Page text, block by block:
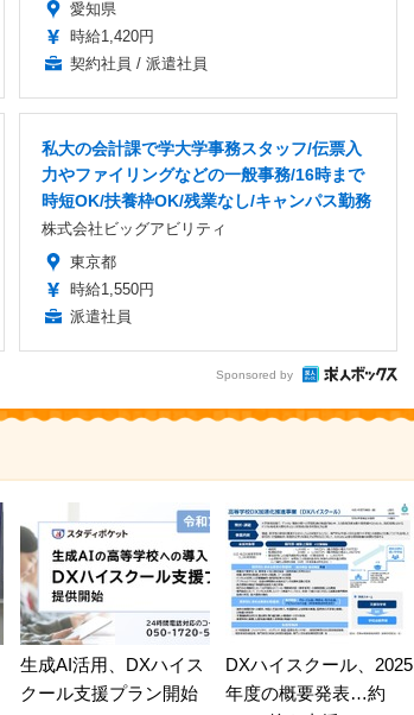
愛知県
時給1,420円
契約社員 / 派遣社員
私大の会計課で学大学事務スタッフ/伝票入
力やファイリングなどの一般事務/16時まで
時短OK/扶養枠OK/残業なし/キャンパス勤務
株式会社ビッグアビリティ
東京都
時給1,550円
派遣社員
Sponsored by
生成AI活用、DXハイス
クール支援プラン開始
DXハイスクール、2025
年度の概要発表…約